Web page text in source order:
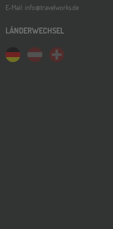
E-Mail: info@travelworks.de
LÄNDERWECHSEL